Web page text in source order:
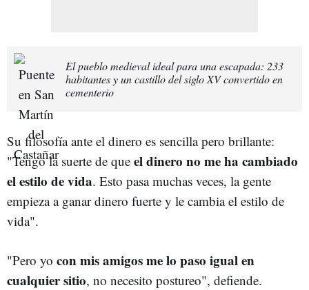
El pueblo medieval ideal para una escapada: 233
habitantes y un castillo del siglo XV convertido en
cementerio
Su filosofía ante el dinero es sencilla pero brillante:
"Tengo la suerte de que el dinero no me ha cambiado
el estilo de vida. Esto pasa muchas veces, la gente
empieza a ganar dinero fuerte y le cambia el estilo de
vida".
"Pero yo con mis amigos me lo paso igual en
cualquier sitio, no necesito postureo", defiende.